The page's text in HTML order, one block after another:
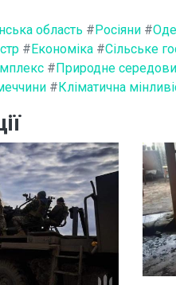
область #Росіяни #
#Економіка #Сільське
#Природне
#Кліматична